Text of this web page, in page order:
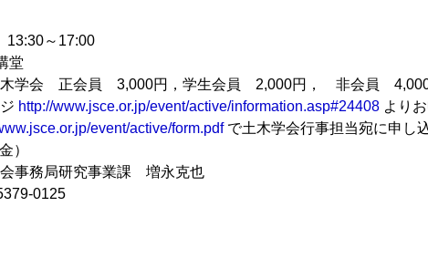
～17:00
堂
木学会 正会員 3,000円，学生会員 2,000円， 非会員
http://www.jsce.or.jp/event/active/information.asp#24408よりお
event/active/form.pdfで土木学会行事担当宛に申し
）
事務局研究事業課 増永克也
0125